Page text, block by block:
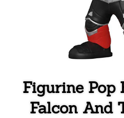
Figurine Pop
Falcon And